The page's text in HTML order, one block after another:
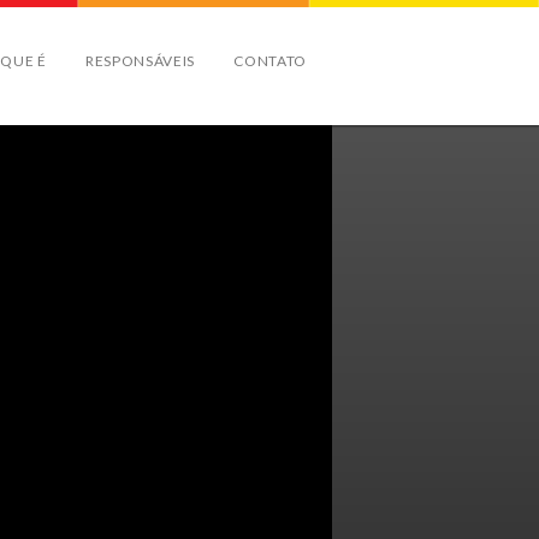
É RESPONSÁVEIS CONTATO